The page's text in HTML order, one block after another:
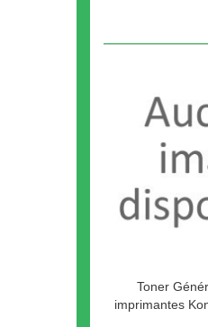
Toner
imprimantes